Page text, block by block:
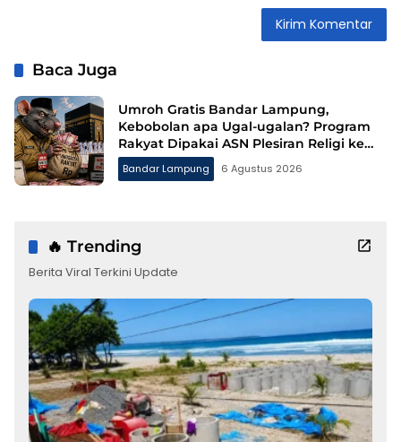
Baca Juga
Umroh Gratis Bandar Lampung,
Kebobolan apa Ugal-ugalan? Program
Rakyat Dipakai ASN Plesiran Religi ke
Tanah Suci
Bandar Lampung 6 Agustus 2026
🔥 Trending
Berita Viral Terkini Update